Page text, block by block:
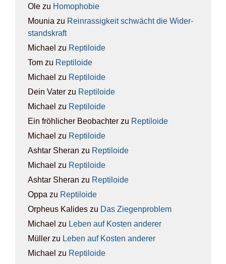
Ole zu Homo­pho­bie
Mounia zu Rein­ras­sig­keit schwächt die Wider­
stands­kraft
Michael zu Rep­ti­lo­ide
Tom zu Rep­ti­lo­ide
Michael zu Rep­ti­lo­ide
Dein Vater zu Rep­ti­lo­ide
Michael zu Rep­ti­lo­ide
Ein fröhlicher Beobachter zu Rep­ti­lo­ide
Michael zu Rep­ti­lo­ide
Ashtar Sheran zu Rep­ti­lo­ide
Michael zu Rep­ti­lo­ide
Ashtar Sheran zu Rep­ti­lo­ide
Oppa zu Rep­ti­lo­ide
Orpheus Kalides zu Das Zie­gen­pro­blem
Michael zu Leben auf Kos­ten ande­rer
Müller zu Leben auf Kos­ten ande­rer
Michael zu Rep­ti­lo­ide